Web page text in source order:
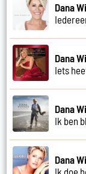
Dana
Dana
Iets
Dana
Ik ben
Dana
Ik doe